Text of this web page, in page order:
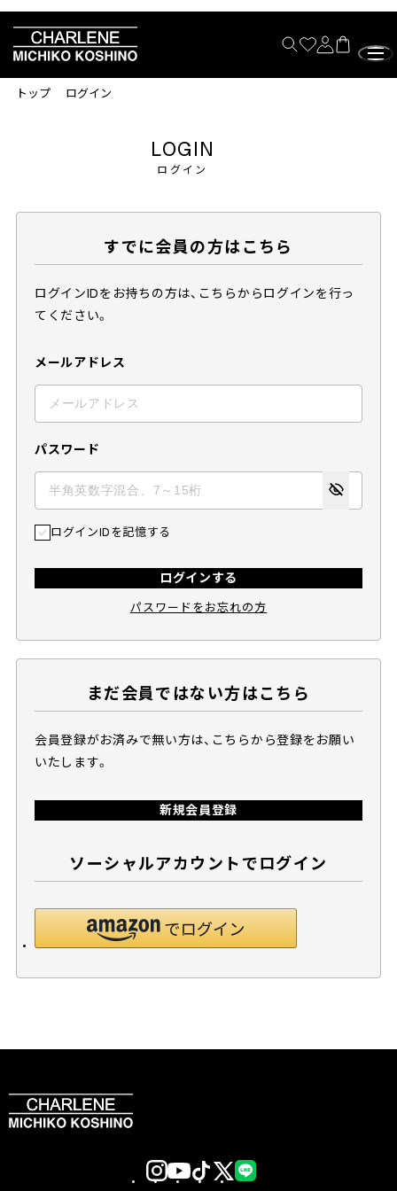
トップ ログイン
ログイン
LOGIN
すでに会員の方はこちら
ログインIDをお持ちの方は、こちらからログインを行っ
てください。
メールアドレス
パスワード
ログインIDを記憶する
ログインする
パスワードをお忘れの方
まだ会員ではない方はこちら
会員登録がお済みで無い方は、こちらから登録をお願い
いたします。
新規会員登録
ソーシャルアカウントでログイン